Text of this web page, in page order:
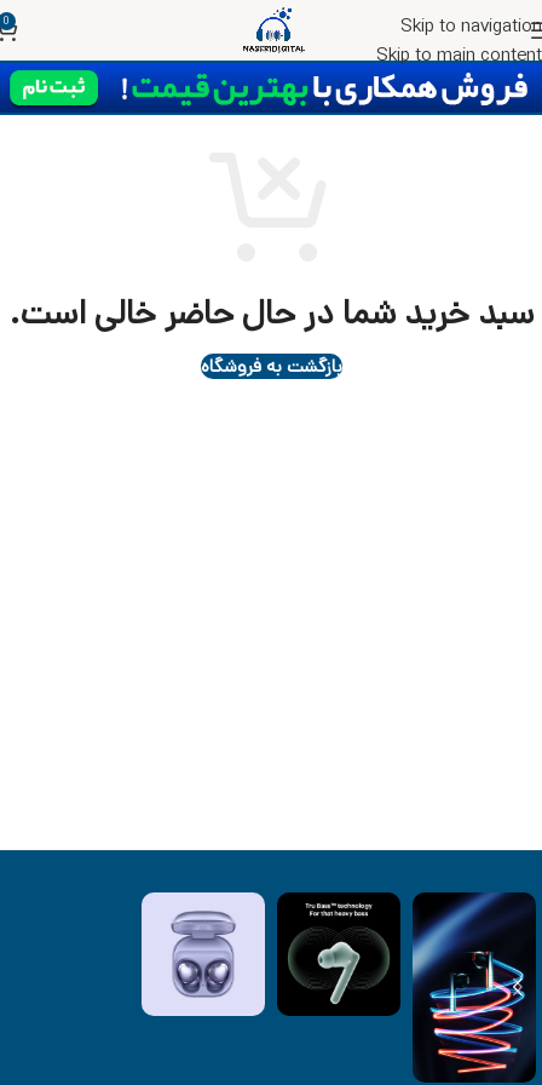
Skip to navigation
Skip to main content
0
سبد خرید شما در حال حاضر خالی است.
بازگشت به فروشگاه